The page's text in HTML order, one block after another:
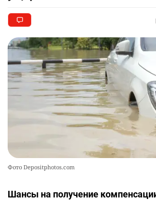
9
2352 7 72
10
🎬 Умер известный казахстанский
кинорежиссёр Ардак Амиркулов
2326 0 50
Фото Depositphotos.com
Шансы на получение